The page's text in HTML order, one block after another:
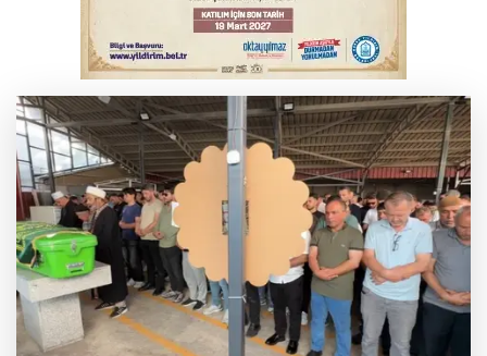
Serbest piyasada döviz fiyatları